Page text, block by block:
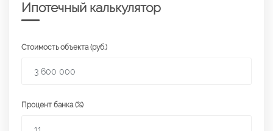
Ипотечный калькулятор
Стоимость объекта (руб.)
Процент банка (%)